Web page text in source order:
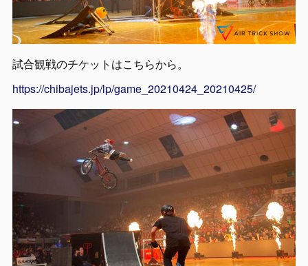
試合観戦のチケットはこちらから。
https://chibajets.jp/lp/game_20210424_20210425/